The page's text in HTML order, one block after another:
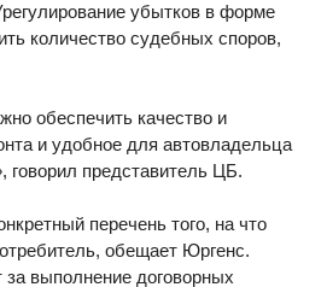
убытков в форме
количество судебных споров,
обеспечить качество и
и удобное для автовладельца
говорил представитель ЦБ.
перечень того, на что
обещает Юргенс.
выполнение договорных